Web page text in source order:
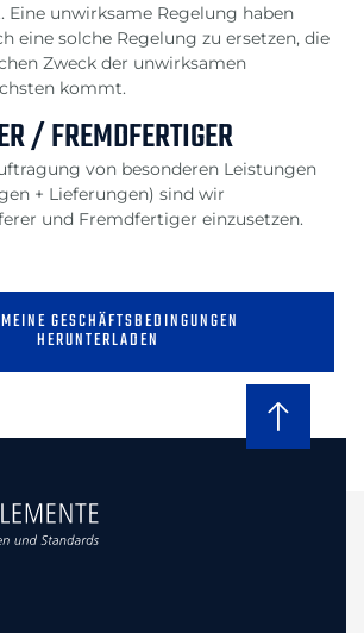
Eine unwirksame Regelung haben
eine solche Regelung zu ersetzen, die
Zweck der unwirksamen
kommt.
/ FREMDFERTIGER
von besonderen Leistungen
+ Lieferungen) sind wir
und Fremdfertiger einzusetzen.
GESCHÄFTSBEDINGUNGEN
HERUNTERLADEN